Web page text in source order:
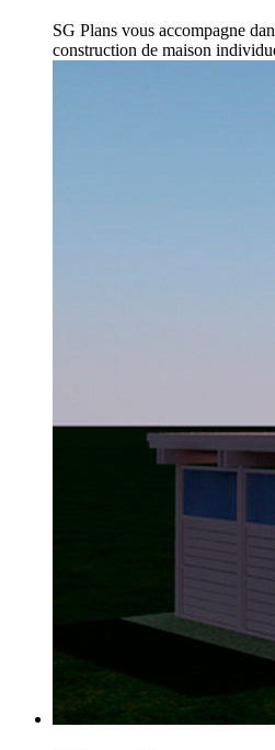
SG Plans vous accompagne
construction de maison